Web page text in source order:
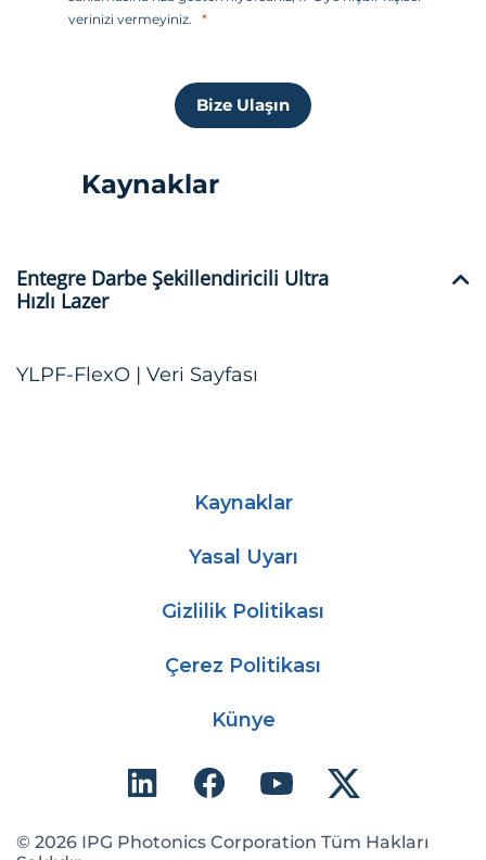
i
verinizi vermeyiniz.
Bize Ulaşın
Kaynaklar
Entegre Darbe Şekillendiricili Ultra
Hızlı Lazer
YLPF-FlexO | Veri Sayfası
Kaynaklar
Yasal Uyarı
Gizlilik Politikası
Çerez Politikası
Künye
© 2026 IPG Photonics Corporation Tüm Hakları